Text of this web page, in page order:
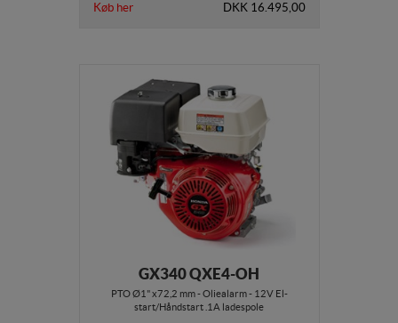
Køb her DKK 16.495,00
GX340 QXE4-OH
PTO Ø1" x72,2 mm - Oliealarm - 12V El-
start/Håndstart .1A ladespole